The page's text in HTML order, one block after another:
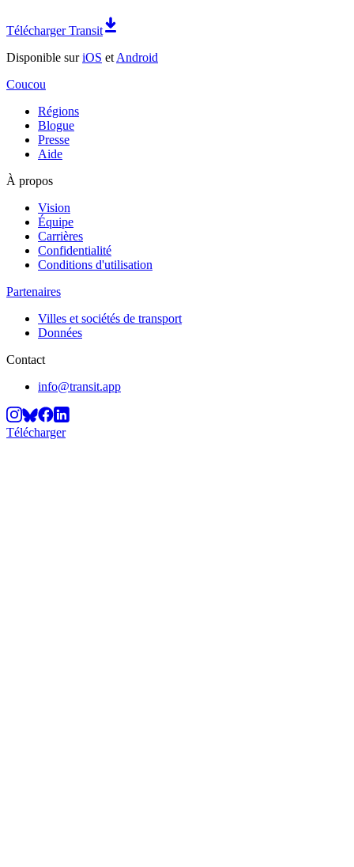
Télécharger Transit
Disponible suriOS et Android
Coucou
Régions
Blogue
Presse
Aide
À propos
Vision
Équipe
Carrières
Confidentialité
Conditions d'utilisation
Partenaires
Villes et sociétés de transport
Données
Contact
info@transit.app
Télécharger